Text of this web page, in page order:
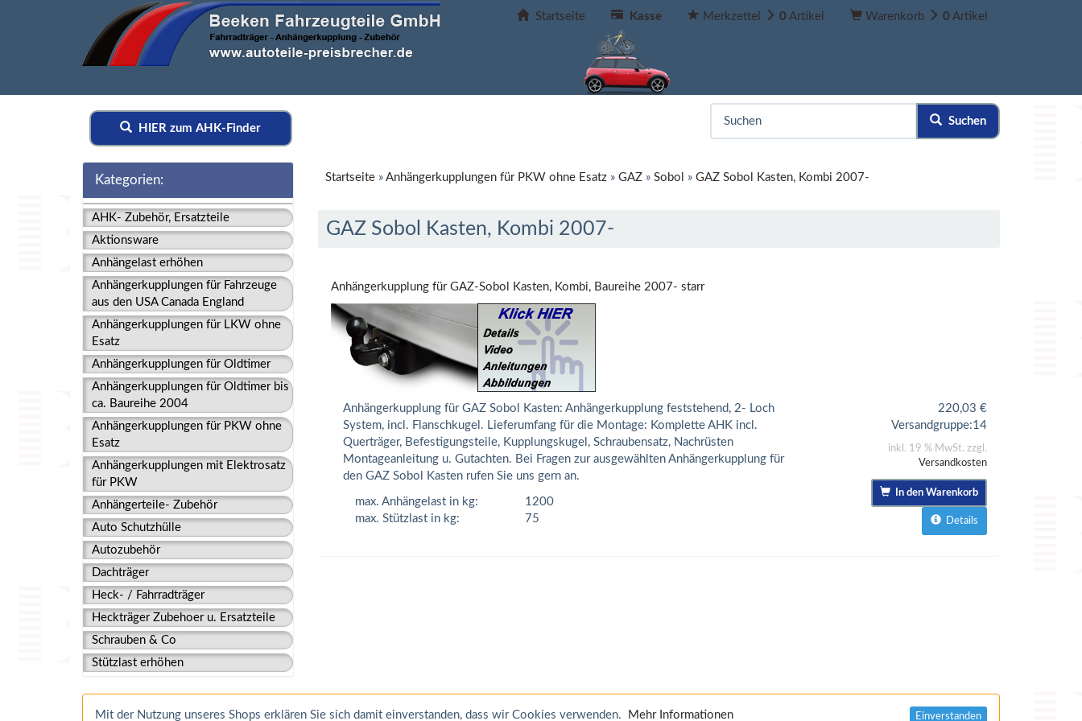
Startseite Kasse Merkzettel 0 Artikel Warenkorb 0 Artikel
Suchen
HIER zum AHK-Finder
Kategorien:
AHK- Zubehör, Ersatzteile
Aktionsware
Anhängelast erhöhen
Anhängerkupplungen für Fahrzeuge
aus den USA Canada England
Anhängerkupplungen für LKW ohne
Esatz
Anhängerkupplungen für Oldtimer
Anhängerkupplungen für Oldtimer bis
ca. Baureihe 2004
Anhängerkupplungen für PKW ohne
Esatz
Anhängerkupplungen mit Elektrosatz
für PKW
Anhängerteile- Zubehör
Auto Schutzhülle
Autozubehör
Dachträger
Heck- / Fahrradträger
Heckträger Zubehoer u. Ersatzteile
Schrauben & Co
Stützlast erhöhen
Startseite» Anhängerkupplungen für PKW ohne Esatz» GAZ» Sobol » GAZ Sobol Kasten, Kombi 2007-
GAZ Sobol Kasten, Kombi 2007-
Anhängerkupplung für GAZ-Sobol Kasten, Kombi, Baureihe 2007- starr
Anhängerkupplung für GAZ Sobol Kasten: Anhängerkupplung feststehend, 2- Loch
System, incl. Flanschkugel. Lieferumfang für die Montage: Komplette AHK incl.
Querträger, Befestigungsteile, Kupplungskugel, Schraubensatz, Nachrüsten
Montageanleitung u. Gutachten. Bei Fragen zur ausgewählten Anhängerkupplung für
den GAZ Sobol Kasten rufen Sie uns gern an.
max. Anhängelast in kg:
1200
max. Stützlast in kg:
75
220,03 €
Versandgruppe:14
inkl. 19 % MwSt. zzgl.
Versandkosten
In den Warenkorb
Details
Mit der Nutzung unseres Shops erklären Sie sich damit einverstanden, dass wir Cookies verwenden. Mehr Informationen Einverstanden